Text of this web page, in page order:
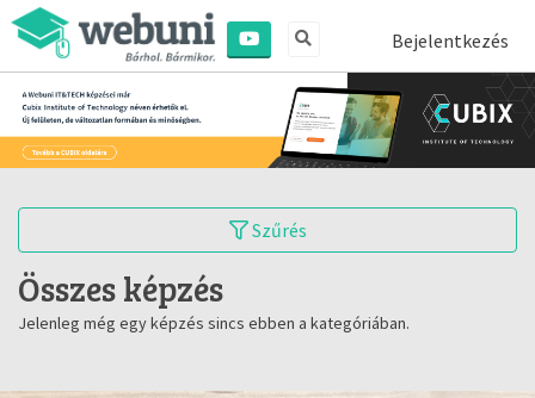
Bejelentkezés
Szűrés
Összes képzés
Jelenleg még egy képzés sincs ebben a kategóriában.